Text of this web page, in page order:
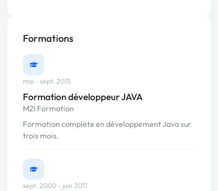
Formations
mai - sept. 2015
Formation développeur JAVA
M2I Formation
Formation complète en développement Java sur
trois mois.
sept. 2000 - juin 2011